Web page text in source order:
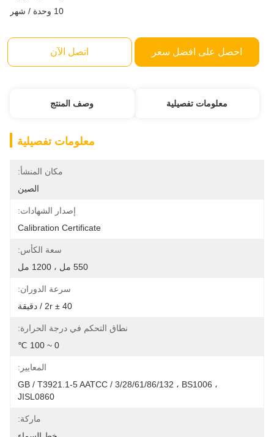
10 وحدة / شهر
احصل على افضل سعر اتصل الآن
معلومات تفصيلية وصف المنتج
معلومات تفصيلية
مكان المنشأ:
الصين
إصدار الشهادات:
Calibration Certificate
سعة الكأس:
550 مل ، 1200 مل
سرعة الدوران:
40 ± 2r / دقيقة
نطاق التحكم في درجة الحرارة:
0 ~ 100 ℃
المعايير:
GB / T3921.1-5 AATCC / 3/28/61/86/132 ، BS1006 ،
JISL0860
ماركة: